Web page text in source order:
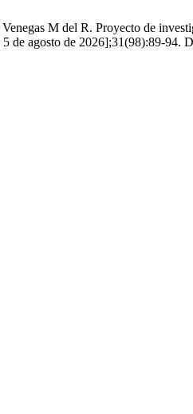
M del R. Proyecto de
de agosto de 2026];31(98):89-94.